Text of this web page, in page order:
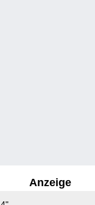
Anzeige